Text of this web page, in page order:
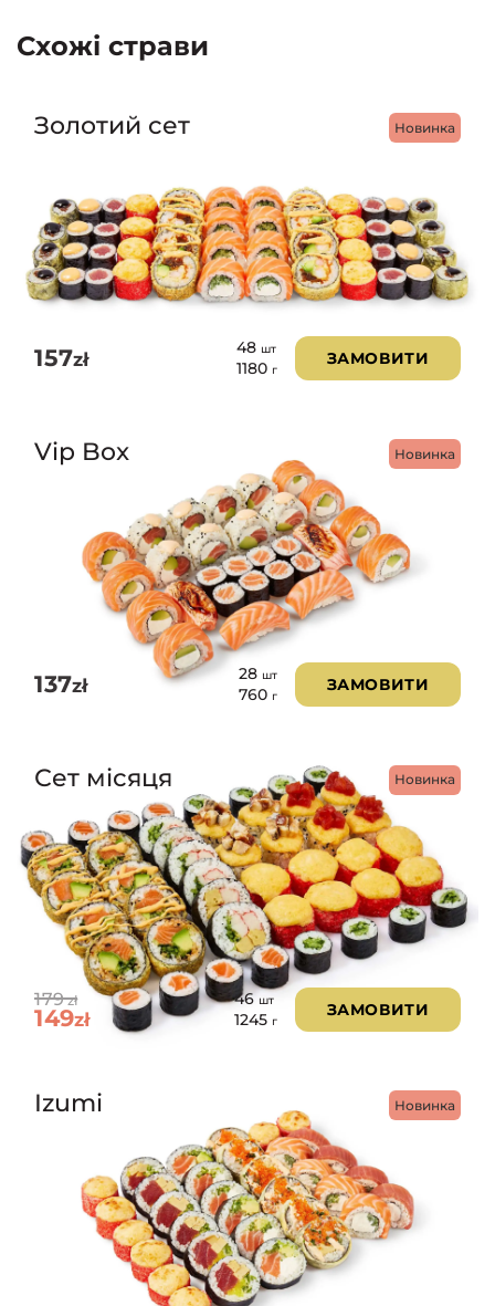
Схожі страви
Новинка
Золотий сет
157zł
48 шт
1180 г
ЗАМОВИТИ
Новинка
Vip Box
137zł
28 шт
760 г
ЗАМОВИТИ
Новинка
Сет місяця
179zł
149zł
46шт
1245 г
ЗАМОВИТИ
Новинка
Izumi